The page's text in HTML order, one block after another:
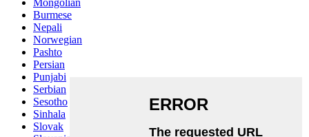
Mongolian
Burmese
Nepali
Norwegian
Pashto
Persian
Punjabi
Serbian
Sesotho
Sinhala
Slovak